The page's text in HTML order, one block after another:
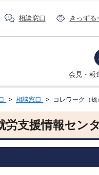
相談窓口 きっずる
会見・報
> 相談窓口 > コレワーク（矯
労支援情報セン